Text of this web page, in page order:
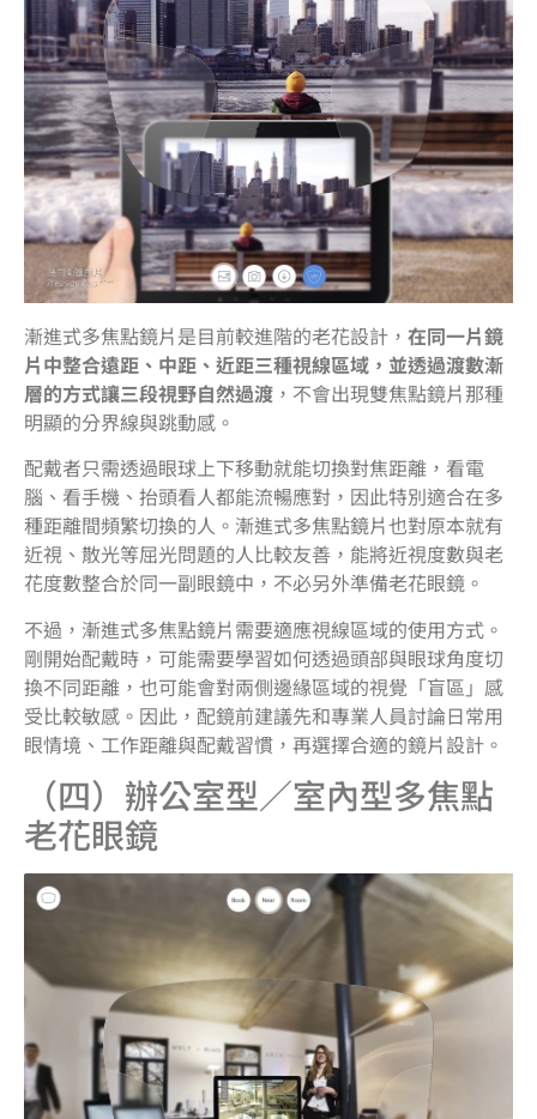
漸進式多焦點鏡片是目前較進階的老花設計， 在同一片鏡
片中整合遠距、中距、近距三種視線區域，並透過渡數漸
層的方式讓三段視野自然過渡 ，不會出現雙焦點鏡片那種
明顯的分界線與跳動感。
配戴者只需透過眼球上下移動就能切換對焦距離，看電
腦、看手機、抬頭看人都能流暢應對，因此特別適合在多
種距離間頻繁切換的人。漸進式多焦點鏡片也對原本就有
近視、散光等屈光問題的人比較友善，能將近視度數與老
花度數整合於同一副眼鏡中，不必另外準備老花眼鏡。
不過，漸進式多焦點鏡片需要適應視線區域的使用方式。
剛開始配戴時，可能需要學習如何透過頭部與眼球角度切
換不同距離，也可能會對兩側邊緣區域的視覺「盲區」感
受比較敏感。因此，配鏡前建議先和專業人員討論日常用
眼情境、工作距離與配戴習慣，再選擇合適的鏡片設計。
（四）辦公室型／室內型多焦點
老花眼鏡